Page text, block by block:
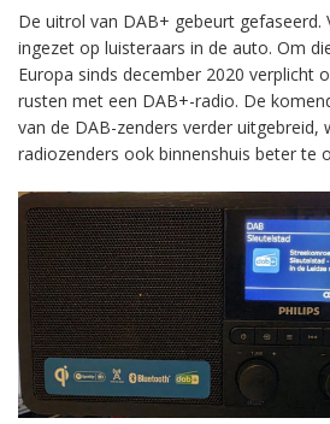
De uitrol van DAB+ gebeurt gefaseerd.
ingezet op luisteraars in de auto. Om
Europa sinds december 2020 verplicht
rusten met een DAB+-radio. De
van de DAB-zenders verder uitgebreid,
radiozenders ook binnenshuis beter te